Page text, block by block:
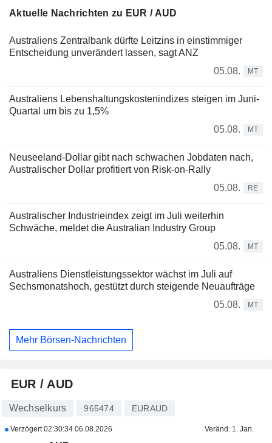
Aktuelle Nachrichten zu EUR / AUD
Australiens Zentralbank dürfte Leitzins in einstimmiger
Entscheidung unverändert lassen, sagt ANZ
05.08.
MT
Australiens Lebenshaltungskostenindizes steigen im Juni-
Quartal um bis zu 1,5%
05.08.
MT
Neuseeland-Dollar gibt nach schwachen Jobdaten nach,
Australischer Dollar profitiert von Risk-on-Rally
05.08.
RE
Australischer Industrieindex zeigt im Juli weiterhin
Schwäche, meldet die Australian Industry Group
05.08.
MT
Australiens Dienstleistungssektor wächst im Juli auf
Sechsmonatshoch, gestützt durch steigende Neuaufträge
05.08.
MT
Mehr Börsen-Nachrichten
EUR / AUD
Wechselkurs 965474 EURAUD
Verzögert02:30:34 06.08.2026 Veränd. 1. Jan.